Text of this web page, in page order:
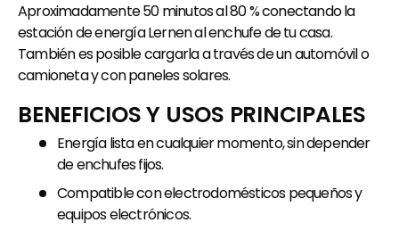
Aproximadamente 50 minutos al 80 % conectando la
estación de energía Lernen al enchufe de tu casa.
También es posible cargarla a través de un automóvil o
camioneta y con paneles solares.
BENEFICIOS Y USOS PRINCIPALES
Energía lista en cualquier momento, sin depender
de enchufes fijos.
Compatible con electrodomésticos pequeños y
equipos electrónicos.